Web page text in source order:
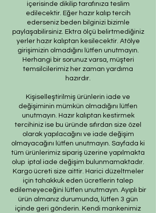
içerisinde dikilip tarafınıza teslim
edilecektir. Eğer hazır kalıp tercih
ederseniz beden bilginizi bizimle
paylaşabilirsiniz. Ektra ölçü belirtmediğiniz
yerler hazır kalıptan kesilecektir. Atölye
girişimizin olmadığını lütfen unutmayın.
Herhangi bir sorunuz varsa, müşteri
temsilcilerimiz her zaman yardıma
hazırdır.
Kişiselleştirilmiş ürünlerin iade ve
değişiminin mümkün olmadığını lütfen
unutmayın. Hazır kalıptan kestirmek
tercihiniz ise bu üründe sıfırdan size özel
olarak yapılacağını ve iade değişim
olmayacağını lütfen unutmayın. Sayfada ki
tüm ürünlerimiz sipariş üzerine yapılmakta
olup iptal iade değişim bulunmamaktadır.
Kargo ücreti size aittir. Harici düzeltmeler
için tahakkuk eden ücretlerin talep
edilemeyeceğini lütfen unutmayın. Ayıplı bir
ürün almanız durumunda, lütfen 3 gün
içinde geri gönderin. Kendi mankenimiz